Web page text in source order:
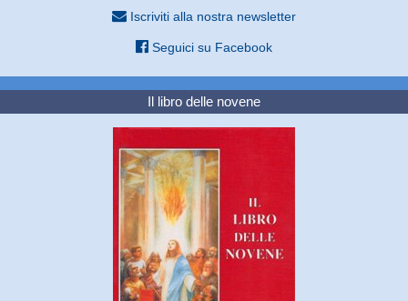
Iscriviti alla nostra newsletter
Seguici su Facebook
Il libro delle novene